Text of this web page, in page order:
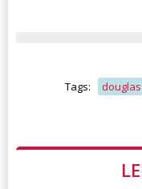
Tags: